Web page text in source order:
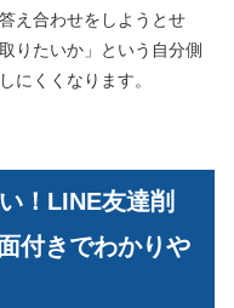
え合わせをしようとせ
りたいか」という自分側
にくくなります。
！LINE友達削
付きでわかりや